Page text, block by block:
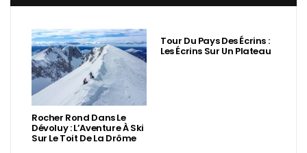
Rocher Rond Dans Le
Dévoluy : L’Aventure À Ski
Sur Le Toit De La Drôme
Tour Du Pays Des Écrins :
Les Écrins Sur Un Plateau